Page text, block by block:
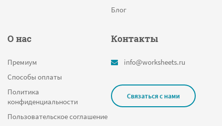
Блог
О нас
Премиум
Способы оплаты
Политика
конфиденциальности
Пользовательское соглашение
Контакты
info@worksheets.ru
Связаться с нами